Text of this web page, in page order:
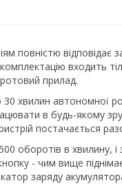
повністю відповідає
входить
прилад.
30 хвилин автономної
в будь-якому
постачається
в хвилину, і
- чим вище
заряду